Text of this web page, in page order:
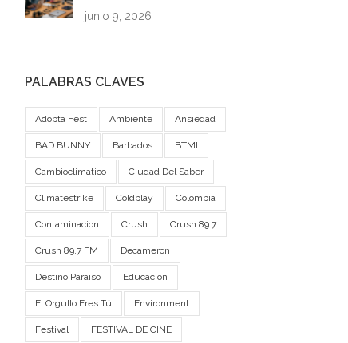
junio 9, 2026
PALABRAS CLAVES
Adopta Fest Ambiente Ansiedad
BAD BUNNY Barbados BTMI
Cambioclimatico Ciudad Del Saber
Climatestrike Coldplay Colombia
Contaminacion Crush Crush 89.7
Crush 89.7 FM Decameron
Destino Paraíso Educación
El Orgullo Eres Tú Environment
Festival FESTIVAL DE CINE